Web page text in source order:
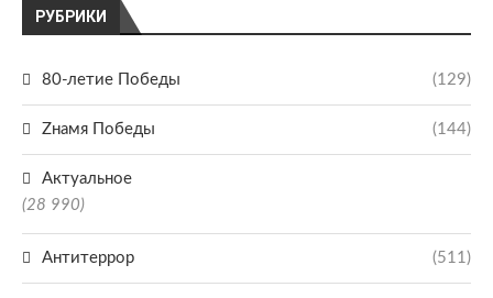
РУБРИКИ
80-летие Победы (129)
Zнамя Победы (144)
Актуальное
(28 990)
Антитеррор (511)